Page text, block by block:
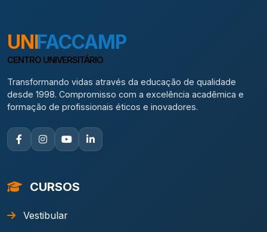
UNIFACCAMP
CENTRO UNIVERSITÁRIO
Transformando vidas através da educação de qualidade
desde 1998. Compromisso com a excelência acadêmica e
formação de profissionais éticos e inovadores.
CURSOS
Vestibular